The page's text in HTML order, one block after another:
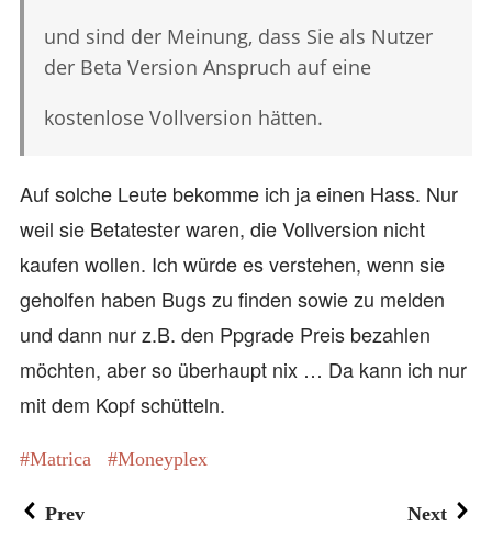
und sind der Meinung, dass Sie als Nutzer
der Beta Version Anspruch auf eine
kostenlose Vollversion hätten.
Auf solche Leute bekomme ich ja einen Hass. Nur
weil sie Betatester waren, die Vollversion nicht
kaufen wollen. Ich würde es verstehen, wenn sie
geholfen haben Bugs zu finden sowie zu melden
und dann nur z.B. den Ppgrade Preis bezahlen
möchten, aber so überhaupt nix … Da kann ich nur
mit dem Kopf schütteln.
Matrica Moneyplex
Prev Next